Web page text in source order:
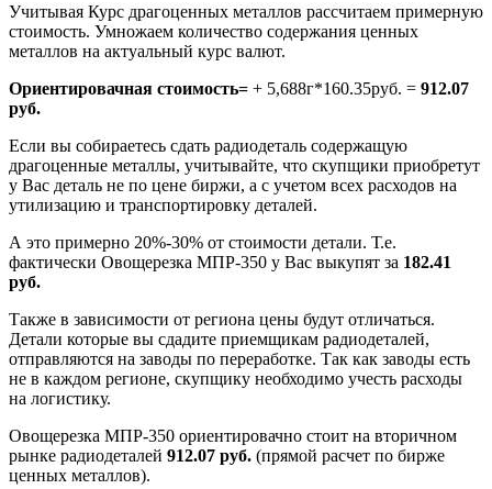
Учитывая Курс драгоценных металлов рассчитаем примерную
стоимость. Умножаем количество содержания ценных
металлов на актуальный курс валют.
Ориентировачная стоимость= + 5,688г*160.35руб. = 912.07
руб.
Если вы собираетесь сдать радиодеталь содержащую
драгоценные металлы, учитывайте, что скупщики приобретут
у Вас деталь не по цене биржи, а с учетом всех расходов на
утилизацию и транспортировку деталей.
А это примерно 20%-30% от стоимости детали. Т.е.
фактически Овощерезка МПР-350 у Вас выкупят за 182.41
руб.
Также в зависимости от региона цены будут отличаться.
Детали которые вы сдадите приемщикам радиодеталей,
отправляются на заводы по переработке. Так как заводы есть
не в каждом регионе, скупщику необходимо учесть расходы
на логистику.
Овощерезка МПР-350 ориентировачно стоит на вторичном
рынке радиодеталей 912.07 руб. (прямой расчет по бирже
ценных металлов).